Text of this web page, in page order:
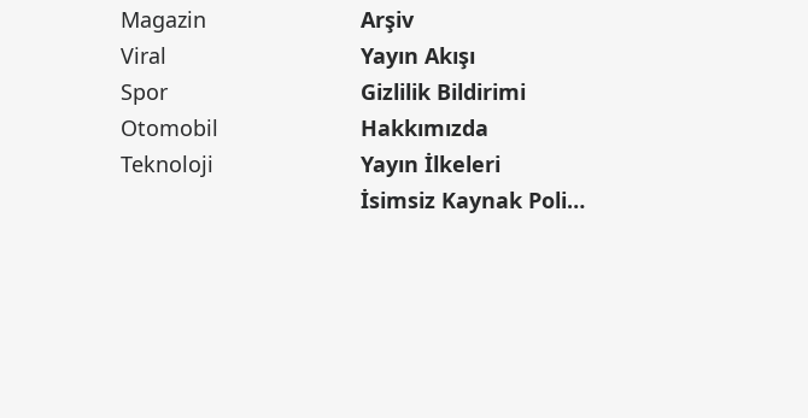
Magazin
Viral
Spor
Otomobil
Teknoloji
Arşiv
Yayın Akışı
Gizlilik Bildirimi
Hakkımızda
Yayın İlkeleri
İsimsiz Kaynak Politikası